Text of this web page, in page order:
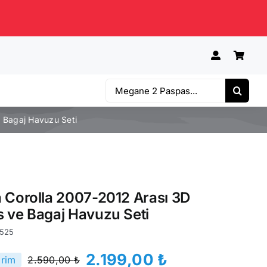
Ara:
Havuzu Seti
Corolla 2007-2012 Arası 3D
ve Bagaj Havuzu Seti
2.590,00₺ 2.199,00 ₺